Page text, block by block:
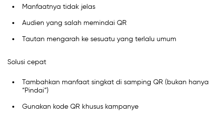
Manfaatnya tidak jelas
Audien yang salah memindai QR
Tautan mengarah ke sesuatu yang terlalu umum
Solusi cepat
Tambahkan manfaat singkat di samping QR (bukan hanya
“Pindai”)
Gunakan kode QR khusus kampanye